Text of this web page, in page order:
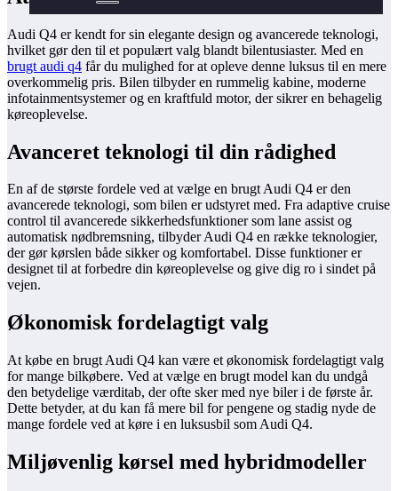
Audi Q4 er kendt for sin elegante design og avancerede teknologi,
hvilket gør den til et populært valg blandt bilentusiaster. Med en
brugt audi q4 får du mulighed for at opleve denne luksus til en mere
overkommelig pris. Bilen tilbyder en rummelig kabine, moderne
infotainmentsystemer og en kraftfuld motor, der sikrer en behagelig
køreoplevelse.
Avanceret teknologi til din rådighed
En af de største fordele ved at vælge en brugt Audi Q4 er den
avancerede teknologi, som bilen er udstyret med. Fra adaptive cruise
control til avancerede sikkerhedsfunktioner som lane assist og
automatisk nødbremsning, tilbyder Audi Q4 en række teknologier,
der gør kørslen både sikker og komfortabel. Disse funktioner er
designet til at forbedre din køreoplevelse og give dig ro i sindet på
vejen.
Økonomisk fordelagtigt valg
At købe en brugt Audi Q4 kan være et økonomisk fordelagtigt valg
for mange bilkøbere. Ved at vælge en brugt model kan du undgå
den betydelige værditab, der ofte sker med nye biler i de første år.
Dette betyder, at du kan få mere bil for pengene og stadig nyde de
mange fordele ved at køre i en luksusbil som Audi Q4.
Miljøvenlig kørsel med hybridmodeller